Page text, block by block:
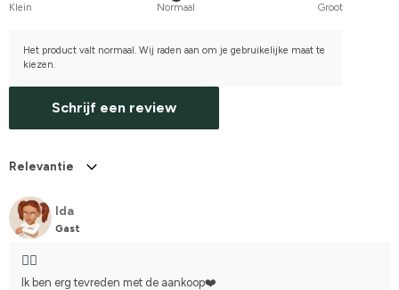
Klein Normaal Groot
Het product valt normaal. Wij raden aan om je gebruikelijke maat te
kiezen.
Schrijf een review
Relevantie
Ida
Gast
👍🏼
Ik ben erg tevreden met de aankoop❤️